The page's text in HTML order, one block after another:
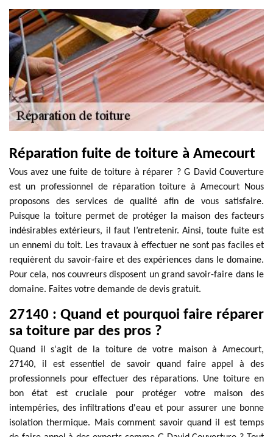
Réparation fuite de toiture à Amecourt
Vous avez une fuite de toiture à réparer ? G David Couverture
est un professionnel de réparation toiture à Amecourt Nous
proposons des services de qualité afin de vous satisfaire.
Puisque la toiture permet de protéger la maison des facteurs
indésirables extérieurs, il faut l’entretenir. Ainsi, toute fuite est
un ennemi du toit. Les travaux à effectuer ne sont pas faciles et
requièrent du savoir-faire et des expériences dans le domaine.
Pour cela, nos couvreurs disposent un grand savoir-faire dans le
domaine. Faites votre demande de devis gratuit.
27140 : Quand et pourquoi faire réparer
sa toiture par des pros ?
Quand il s'agit de la toiture de votre maison à Amecourt,
27140, il est essentiel de savoir quand faire appel à des
professionnels pour effectuer des réparations. Une toiture en
bon état est cruciale pour protéger votre maison des
intempéries, des infiltrations d'eau et pour assurer une bonne
isolation thermique. Mais comment savoir quand il est temps